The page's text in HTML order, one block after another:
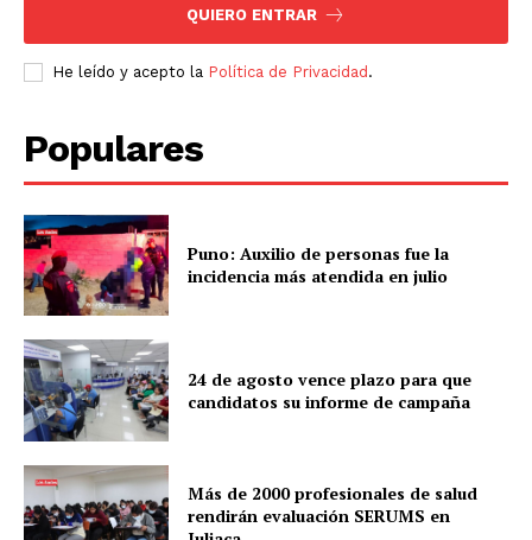
QUIERO ENTRAR
He leído y acepto la Política de Privacidad.
Populares
Puno: Auxilio de personas fue la
incidencia más atendida en julio
24 de agosto vence plazo para que
candidatos su informe de campaña
Más de 2000 profesionales de salud
rendirán evaluación SERUMS en